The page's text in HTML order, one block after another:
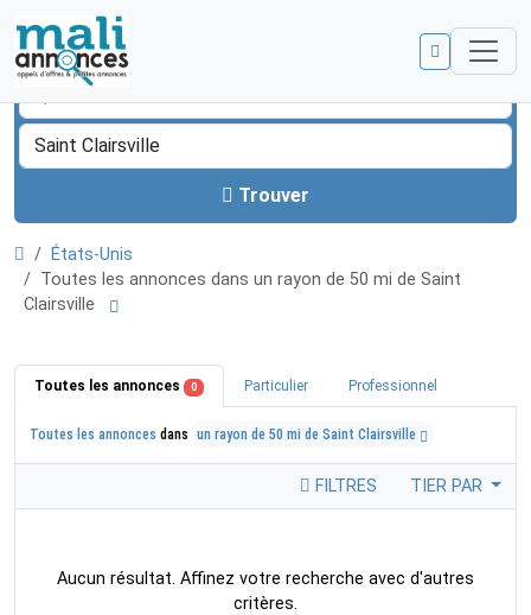
Trouver
États-Unis
Toutes les annonces dans un rayon de 50 mi de Saint
Clairsville
Toutes les annonces 0 Particulier Professionnel
Toutes les annonces dans un rayon de 50 mi de Saint Clairsville
FILTRES TIER PAR
Aucun résultat. Affinez votre recherche avec d'autres
critères.